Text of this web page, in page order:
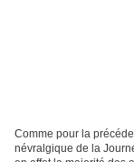
Comme pour la
névralgique de la